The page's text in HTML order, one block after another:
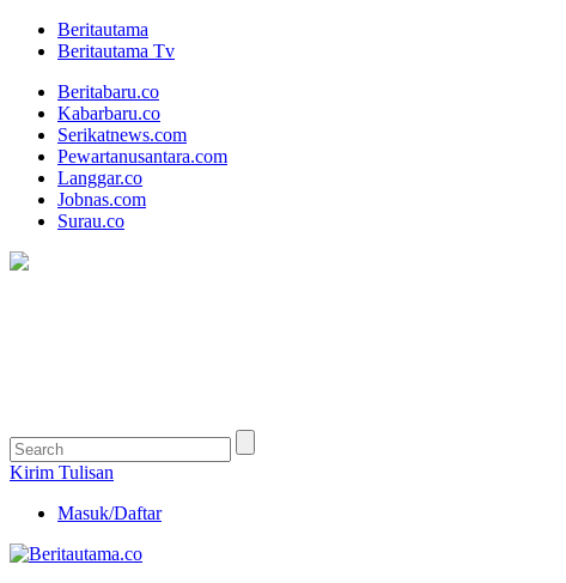
Beritautama
Beritautama Tv
Beritabaru.co
Kabarbaru.co
Serikatnews.com
Pewartanusantara.com
Langgar.co
Jobnas.com
Surau.co
Kirim Tulisan
Masuk/Daftar